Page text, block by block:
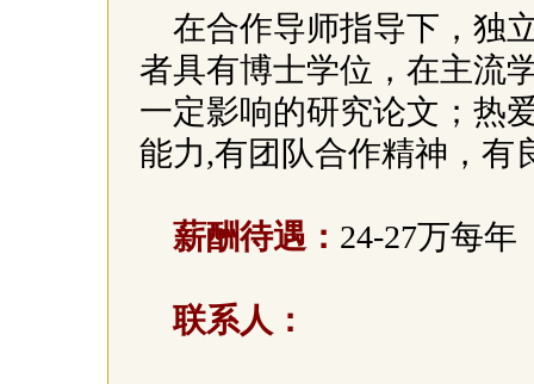
在合作导师指导下，独
者具有博士学位，在主流
一定影响的研究论文；热
能力,有团队合作精神，
薪酬待遇： 24-27万每年
联系人：